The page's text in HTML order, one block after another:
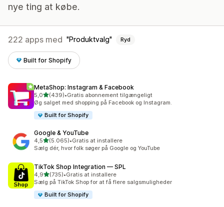
nye ting at købe.
222 apps med Produktvalg Ryd
Built for Shopify
MetaShop: Instagram & Facebook
5,0ud af 5 stjerner
(439)
439 anmeldelser i alt
•Gratis abonnement tilgængeligt
Øg salget med shopping på Facebook og Instagram.
Built for Shopify
Google & YouTube
4,5ud af 5 stjerner
(5.065)
5065 anmeldelser i alt
•Gratis at installere
Sælg dér, hvor folk søger på Google og YouTube
TikTok Shop Integration — SPL
4,9ud af 5 stjerner
(735)
735 anmeldelser i alt
•Gratis at installere
Sælg på TikTok Shop for at få flere salgsmuligheder
Built for Shopify